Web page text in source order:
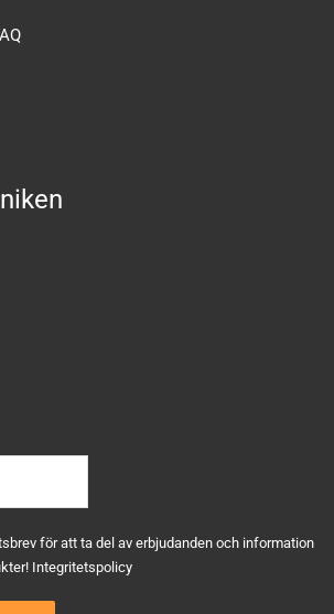
för att ta del av erbjudanden och information
Integritetspolicy